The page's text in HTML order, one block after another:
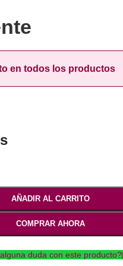
en todos los productos
AÑADIR AL CARRITO
COMPRAR AHORA
duda con este producto?